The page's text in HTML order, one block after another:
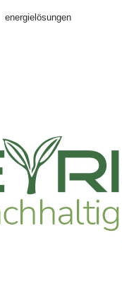
energielösungen